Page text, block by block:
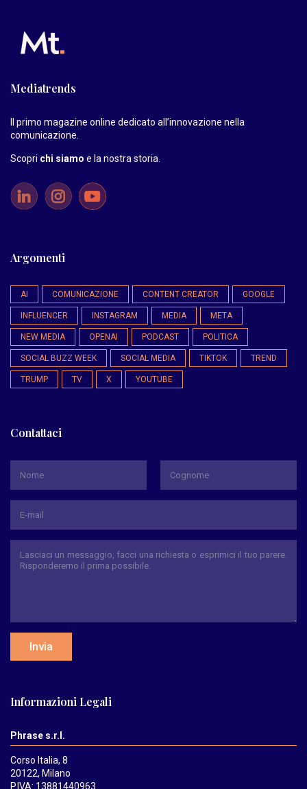
Mediatrends
Il primo magazine online dedicato all’innovazione nella
comunicazione.
Scopri chi siamo e la nostra storia
Argomenti
AI COMUNICAZIONE CONTENT CREATOR GOOGLE
INFLUENCER INSTAGRAM MEDIA META
NEW MEDIA OPENAI PODCAST POLITICA
SOCIAL BUZZ WEEK SOCIAL MEDIA TIKTOK TREND
TRUMP TV X YOUTUBE
Contattaci
Invia
Informazioni Legali
Phrase s.r.l.
Corso Italia, 8
20122, Milano
P.IVA: 13881440963